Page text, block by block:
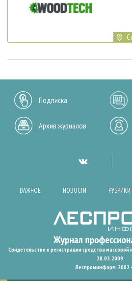
Подписка
Архив журналов
ВАЖНОЕ НОВОСТИ
Свидетельство о регистрации средства
28.05.2009
Леспроминформ. 2002